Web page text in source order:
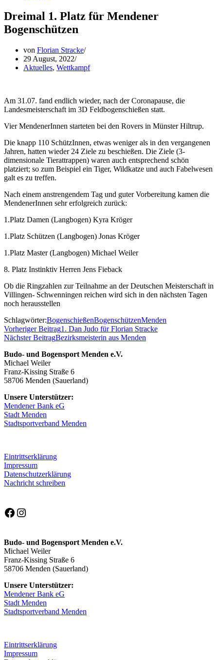
Dreimal 1. Platz für Mendener
Bogenschützen
von Florian Stracke
29 August, 2022
Aktuelles, Wettkampf
Am 31.07. fand endlich wieder, nach der Coronapause, die
Landesmeisterschaft im 3D Feldbogenschießen statt.
Vier MendenerInnen starteten bei den Rovers in Münster Hiltrup.
Die knapp 110 SchützInnen, etwas weniger als in den vergangenen
Jahren, hatten wieder 24 Ziele zu beschießen. Die Ziele (3-
dimensionale Tierattrappen) waren auch entsprechend schön
platziert; so zum Beispiel ein Tiger, Wildkatze und auch Fabelwesen
galt es zu treffen.
Nach einem anstrengendem Tag und guter Vorbereitung kamen die
MendenerInnen sehr erfolgreich zurück:
1.Platz Damen (Langbogen) Kyra Kröger
1.Platz Schützen (Langbogen) Jonas Kröger
1.Platz Master (Langbogen) Michael Weiler
8. Platz Instinktiv Herren Jens Fieback
Ob die Ringzahlen zur Teilnahme an der Deutschen Meisterschaft in
Villingen- Schwenningen reichen wird sich in den nächsten Tagen
noch herausstellen
Schlagwörter:BogenschießenBogenschützenMenden
Vorheriger Beitrag1. Dan Judo für Florian Stracke
Nächster BeitragBezirksmeisterin aus Menden
Budo- und Bogensport Menden e.V.
Michael Weiler
Franz-Kissing Straße 6
58706 Menden (Sauerland)
Unsere Unterstützer:
Mendener Bank eG
Stadt Menden
Stadtsportverband Menden
Eintrittserklärung
Impressum
Datenschutzerklärung
Nachricht schreiben
Facebook
Instagram
Budo- und Bogensport Menden e.V.
Michael Weiler
Franz-Kissing Straße 6
58706 Menden (Sauerland)
Unsere Unterstützer:
Mendener Bank eG
Stadt Menden
Stadtsportverband Menden
Eintrittserklärung
Impressum